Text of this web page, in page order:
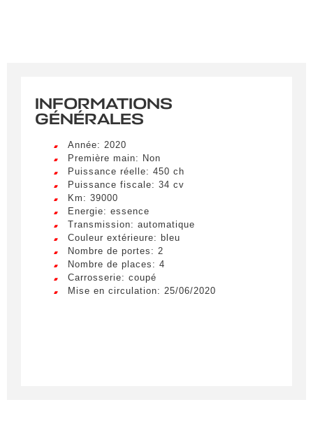
INFORMATIONS
GÉNÉRALES
Année: 2020
Première main: Non
Puissance réelle: 450 ch
Puissance fiscale: 34 cv
Km: 39000
Energie: essence
Transmission: automatique
Couleur extérieure: bleu
Nombre de portes: 2
Nombre de places: 4
Carrosserie: coupé
Mise en circulation: 25/06/2020